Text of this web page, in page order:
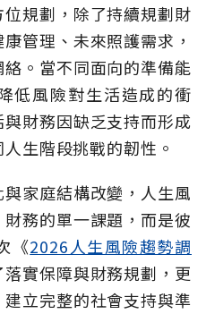
規劃，除了持續規劃財
管理、未來照護需求，
。當不同面向的準備能
低風險對生活造成的衝
財務因缺乏支持而形成
生階段挑戰的韌性。
家庭結構改變，人生風
務的單一課題，而是彼
《2026人生風險趨勢調
實保障與財務規劃，更
立完整的社會支持與準